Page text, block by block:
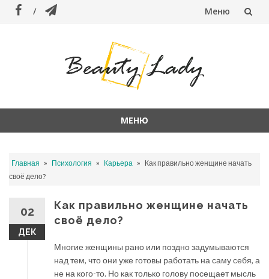
Меню
МЕНЮ
содержанию
Главная » Психология » Карьера » Как правильно женщине начать
своё дело?
02
ДЕК
Как правильно женщине начать
своё дело?
Многие женщины рано или поздно задумываются
над тем, что они уже готовы работать на саму себя, а
не на кого-то. Но как только голову посещает мысль